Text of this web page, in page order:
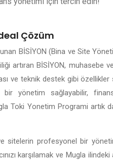
Çözüm
BİSİYON (Bina ve Site
artıran BİSİYON, muhasebe
ve teknik destek gibi özellikler
yönetim sağlayabilir,
Toki Yonetim Programi artık
sitelerin profesyonel bir
karşılamak ve Mugla